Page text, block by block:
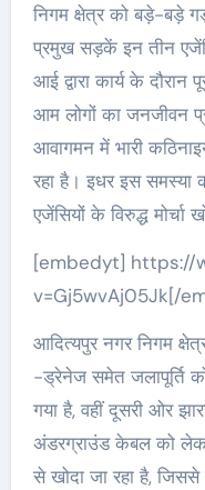
निगम क्षेत्र को बड़े-बड़े
प्रमुख सड़कें इन तीन
आई द्वारा कार्य के
आम लोगों का जनजीवन
आवागमन में भारी
रहा है। इधर इस समस्या
एजेंसियों के विरुद्ध मोर्चा
[embedyt] https://
v=Gj5wvAj05Jk[/
आदित्यपुर नगर निगम
-ड्रेनेज समेत जलापूर्ति
गया है, वहीं दूसरी ओर
अंडरग्राउंड केबल को
से खोदा जा रहा है,